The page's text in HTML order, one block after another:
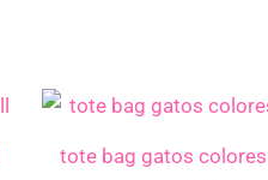
tote bag gatos